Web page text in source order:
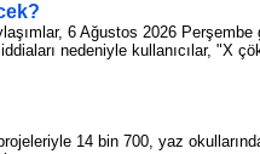
6 Ağustos 2026
nedeniyle kullanıcılar, "X
14 bin 700, yaz